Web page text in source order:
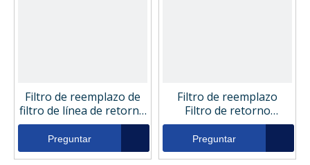
Filtro de reemplazo de
filtro de línea de retorno
hidráulico 050605
Preguntar
Filtro de reemplazo
Filtro de retorno
hidráulico 348763
Preguntar